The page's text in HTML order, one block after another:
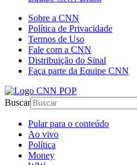
Sobre a CNN
Política de Privacidade
Termos de Uso
Fale com a CNN
Distribuição do Sinal
Faça parte da Equipe CNN
Buscar
Pular para o conteúdo
Ao vivo
Política
Money